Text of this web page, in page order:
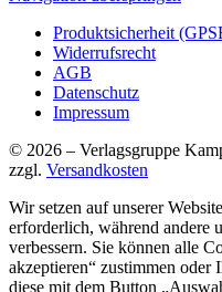
Produktsicherheit
Widerrufsrecht
AGB
Datenschutz
Impressum
© 2026 – Verlagsgruppe
zzgl. Versandkosten
Wir setzen auf unserer
erforderlich, während andere
verbessern. Sie können alle
akzeptieren“ zustimmen oder
diese mit dem Button